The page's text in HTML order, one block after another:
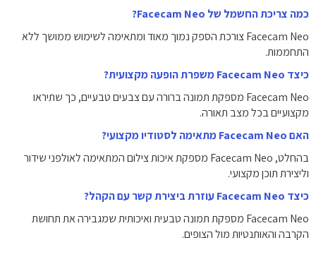
כמה צריכת החשמל של Facecam Neo?
Facecam Neo צורכת הספק נמוך מאוד ומתאימה לשימוש ממושך ללא
התחממות.
כיצד Facecam Neo משפרת הופעה מקצועית?
Facecam Neo מספקת תמונה ברורה עם צבעים טבעיים, כך שתיראו
מקצועיים בכל מצב תאורה.
האם Facecam Neo מתאימה לסטודיו מקצועי?
בהחלט, Facecam Neo מספקת איכות צילום המתאימה לאולפני שידור
וליצירת תוכן מקצועי.
כיצד Facecam Neo עוזרת ביצירת קשר עם הקהל?
Facecam Neo מספקת תמונה טבעית ואיכותית שמגבירה את תחושת
הקרבה והאותנטיות מול הצופים.